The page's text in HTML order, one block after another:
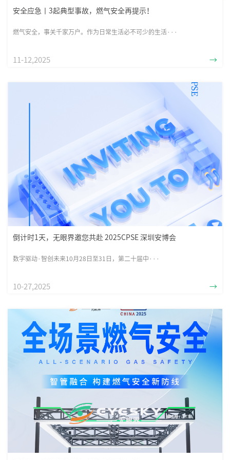
安全应急丨3起典型事故，燃气安全再提示！
燃气安全，事关千家万户。作为日常生活必不可少的生活···
11-12,2025 →
倒计时1天，无眼界邀您共赴 2025CPSE 深圳安博会
数字驱动·智创未来10月28日至31日，第二十届中···
10-27,2025 →